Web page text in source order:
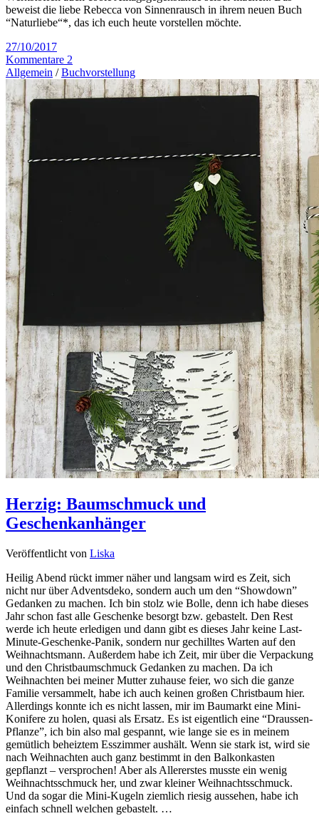
beweist die liebe Rebecca von Sinnenrausch in ihrem neuen Buch
“Naturliebe“*, das ich euch heute vorstellen möchte.
27/10/2017
Kommentare 2
Allgemein /Buchvorstellung
Herzig: Baumschmuck und
Geschenkanhänger
Veröffentlicht von Liska
Heilig Abend rückt immer näher und langsam wird es Zeit, sich
nicht nur über Adventsdeko, sondern auch um den “Showdown”
Gedanken zu machen. Ich bin stolz wie Bolle, denn ich habe dieses
Jahr schon fast alle Geschenke besorgt bzw. gebastelt. Den Rest
werde ich heute erledigen und dann gibt es dieses Jahr keine Last-
Minute-Geschenke-Panik, sondern nur gechilltes Warten auf den
Weihnachtsmann. Außerdem habe ich Zeit, mir über die Verpackung
und den Christbaumschmuck Gedanken zu machen. Da ich
Weihnachten bei meiner Mutter zuhause feier, wo sich die ganze
Familie versammelt, habe ich auch keinen großen Christbaum hier.
Allerdings konnte ich es nicht lassen, mir im Baumarkt eine Mini-
Konifere zu holen, quasi als Ersatz. Es ist eigentlich eine “Draussen-
Pflanze”, ich bin also mal gespannt, wie lange sie es in meinem
gemütlich beheiztem Esszimmer aushält. Wenn sie stark ist, wird sie
nach Weihnachten auch ganz bestimmt in den Balkonkasten
gepflanzt – versprochen! Aber als Allererstes musste ein wenig
Weihnachtsschmuck her, und zwar kleiner Weihnachtsschmuck.
Und da sogar die Mini-Kugeln ziemlich riesig aussehen, habe ich
einfach schnell welchen gebastelt. …